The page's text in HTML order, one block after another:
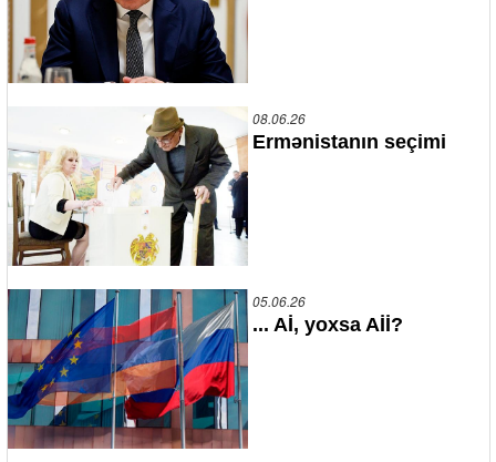
08.06.26
Ermənistanın seçimi
05.06.26
... Aİ, yoxsa Aİİ?